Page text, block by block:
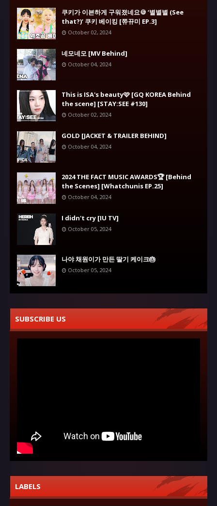
쿠키가 이븐하게 구워졌네요🍪 ‘별별별 (See
that?)’ 쿠키 베이킹 [쮸뀨미 EP.3]
October 02, 2024
네모네모 [MV Behind]
October 04, 2024
This is ISA's beauty🩷 [GQ KOREA Behind
the scene] [STAY:SEE #130]
October 02, 2024
GOLD [JACKET & TRAILER BEHIND]
October 04, 2024
2024 THE FACT MUSIC AWARDS🏆 [Behind
the Scenes] [Whatchunis EP.25]
October 04, 2024
I didn't cry [IU TV]
October 05, 2024
나야 채원이가 만든 딸기 케이크🎂
October 05, 2024
SUBSCRIBE US
LABELS